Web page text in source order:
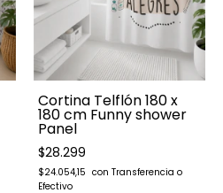
Cortina Telflón 180 x
180 cm Funny shower
Panel
$28.299
$24.054,15